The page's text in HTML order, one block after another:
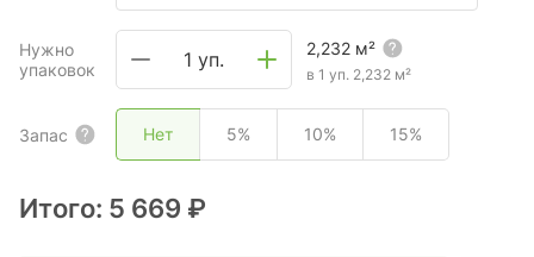
Нужно
упаковок
1 уп. 2,232 м²
в 1 уп. 2,232 м²
Запас Нет 5% 10% 15%
Итого: 5 669 ₽